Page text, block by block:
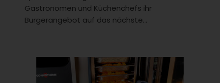
Gastronomen und Küchenchefs ihr
Burgerangebot auf das nächste...